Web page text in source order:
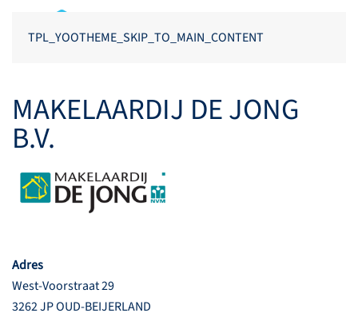
TPL_YOOTHEME_SKIP_TO_MAIN_CONTENT
MAKELAARDIJ DE JONG
B.V.
Adres
West-Voorstraat 29
3262 JP OUD-BEIJERLAND